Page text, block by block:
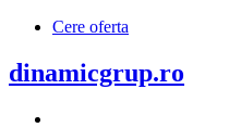
Cere oferta
dinamicgrup.ro